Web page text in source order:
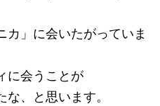
カ」に会いたがっていま
に会うことが
、と思います。